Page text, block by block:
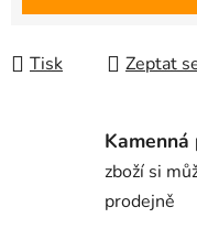
Tisk Zeptat
zboží si
prodejně